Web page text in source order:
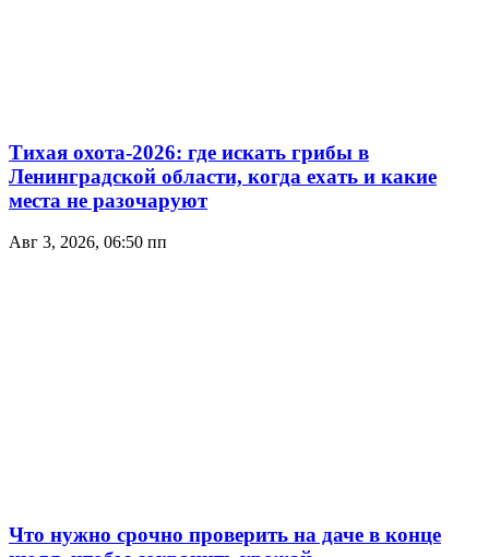
Тихая охота-2026: где искать грибы в
Ленинградской области, когда ехать и какие
места не разочаруют
Авг 3, 2026, 06:50 пп
Что нужно срочно проверить на даче в конце